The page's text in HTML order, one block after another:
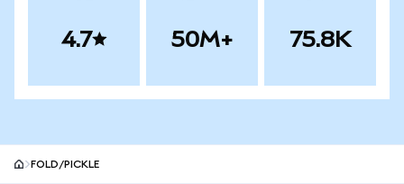
4.7 50M+ 75.8K
FOLD/PICKLE